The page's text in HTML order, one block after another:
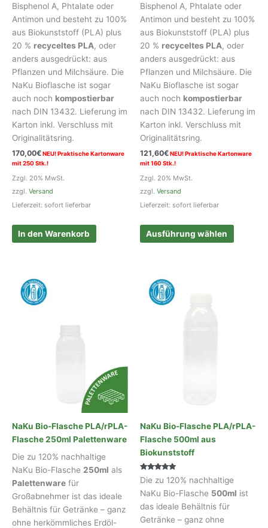
Bisphenol A, Phtalate oder
Antimon und besteht zu 100%
aus Biokunststoff (PLA) plus
20 % recyceltes PLA, oder
anders ausgedrückt: aus
Pflanzen und Milchsäure. Die
NaKu Bioflasche ist sogar
auch noch kompostierbar
nach DIN 13432. Lieferung im
Karton inkl. Verschluss mit
Originalitätsring.
170,00€NEU! Praktische Kartonware
mit 250 Stk.!
Zzgl. 20% MwSt.
zzgl. Versand
Lieferzeit: sofort lieferbar
In den Warenkorb
Bisphenol A, Phtalate oder
Antimon und besteht zu 100%
aus Biokunststoff (PLA) plus
20 % recyceltes PLA, oder
anders ausgedrückt: aus
Pflanzen und Milchsäure. Die
NaKu Bioflasche ist sogar
auch noch kompostierbar
nach DIN 13432. Lieferung im
Karton inkl. Verschluss mit
Originalitätsring.
121,60€NEU! Praktische Kartonware
mit 160 Stk.!
Zzgl. 20% MwSt.
zzgl. Versand
Lieferzeit: sofort lieferbar
Ausführung wählen
Dieses
Produkt
NaKu Bio-Flasche PLA/rPLA-
Flasche 250ml Palettenware
Die zu 120% nachhaltige
NaKu Bio-Flasche 250ml als
Palettenware für
Großabnehmer ist das ideale
Behältnis für Getränke – ganz
ohne herkömmliches Erdöl-
NaKu Bio-Flasche PLA/rPLA-
Flasche 500ml aus
Biokunststoff
Bewertet mit
4.75
von 5
Die zu 120% nachhaltige
NaKu Bio-Flasche 500ml ist
das ideale Behältnis für
Getränke – ganz ohne